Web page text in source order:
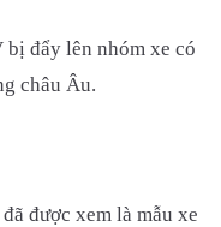
đẩy lên nhóm xe có
châu Âu.
được xem là mẫu xe